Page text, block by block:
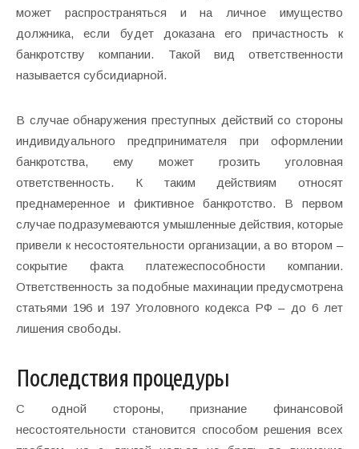
может распространяться и на личное имущество
должника, если будет доказана его причастность к
банкротству компании. Такой вид ответственности
называется субсидиарной.
В случае обнаружения преступных действий со стороны
индивидуального предпринимателя при оформлении
банкротства, ему может грозить уголовная
ответственность. К таким действиям относят
преднамеренное и фиктивное банкротство. В первом
случае подразумеваются умышленные действия, которые
привели к несостоятельности организации, а во втором –
сокрытие факта платежеспособности компании.
Ответственность за подобные махинации предусмотрена
статьями 196 и 197 Уголовного кодекса РФ – до 6 лет
лишения свободы.
Последствия процедуры
С одной стороны, признание финансовой
несостоятельности становится способом решения всех